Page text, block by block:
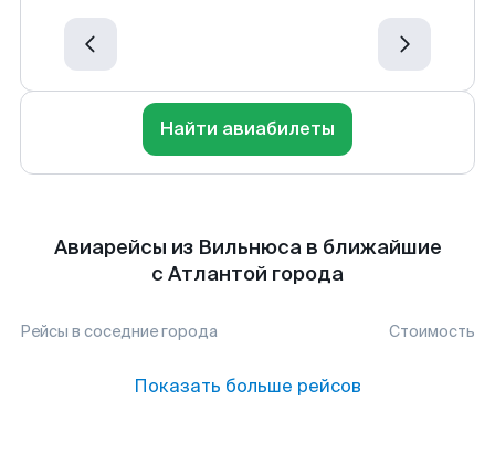
Найти авиабилеты
Авиарейсы из Вильнюса в ближайшие
с Атлантой города
Рейсы в соседние города Стоимость
Показать больше рейсов